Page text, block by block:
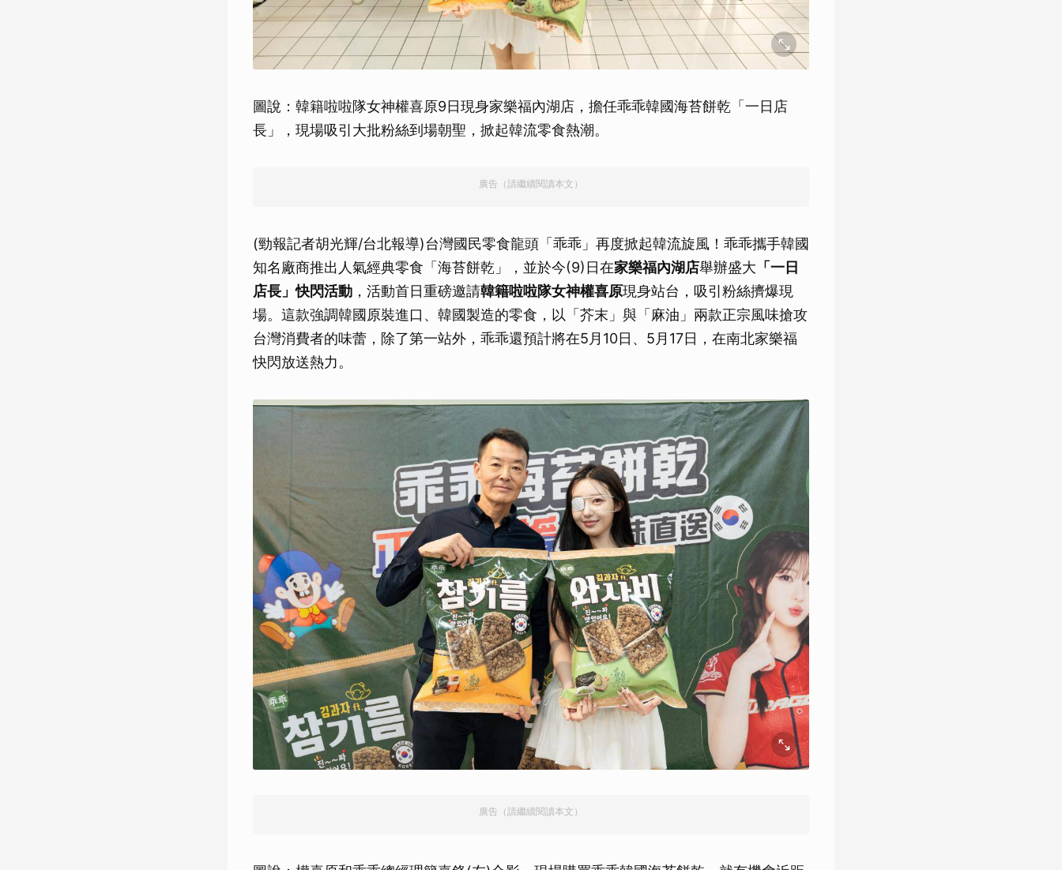
圖說：韓籍啦啦隊女神權喜原9日現身家樂福內湖店，擔任乖乖韓國海苔餅乾「一日店
長」，現場吸引大批粉絲到場朝聖，掀起韓流零食熱潮。
廣告（請繼續閱讀本文）
(勁報記者胡光輝/台北報導)台灣國民零食龍頭「乖乖」再度掀起韓流旋風！乖乖攜手韓國
知名廠商推出人氣經典零食「海苔餅乾」，並於今(9)日在家樂福內湖店舉辦盛大 「一日
店長」快閃活動 ，活動首日重磅邀請韓籍啦啦隊女神權喜原現身站台，吸引粉絲擠爆現
場。這款強調韓國原裝進口、韓國製造的零食，以「芥末」與「麻油」兩款正宗風味搶攻
台灣消費者的味蕾，除了第一站外，乖乖還預計將在5月10日、5月17日，在南北家樂福
快閃放送熱力。
廣告（請繼續閱讀本文）